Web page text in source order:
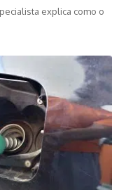
explica como o